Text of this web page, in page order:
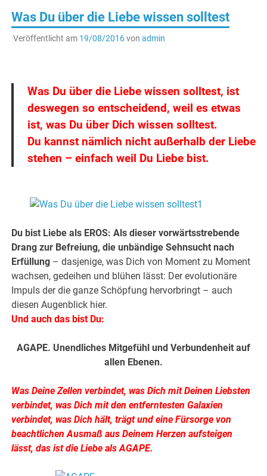
Was Du über die Liebe wissen solltest
Veröffentlicht am 19/08/2016von admin
Was Du über die Liebe wissen solltest, ist
deswegen so entscheidend, weil es etwas
ist, was Du über Dich wissen solltest.
Du kannst nämlich nicht außerhalb der Liebe
stehen – einfach weil Du Liebe bist.
Du bist Liebe als EROS: Als dieser vorwärtsstrebende
Drang zur Befreiung, die unbändige Sehnsucht nach
Erfüllung – dasjenige, was Dich von Moment zu Moment
wachsen, gedeihen und blühen lässt: Der evolutionäre
Impuls der die ganze Schöpfung hervorbringt – auch
diesen Augenblick hier.
Und auch das bist Du:
AGAPE. Unendliches Mitgefühl und Verbundenheit auf
allen Ebenen.
Was Deine Zellen verbindet, was Dich mit Deinen Liebsten
verbindet, was Dich mit den entferntesten Galaxien
verbindet, was Dich hält, trägt und eine Fürsorge von
beachtlichen Ausmaß aus Deinem Herzen aufsteigen
lässt, das ist die Liebe als AGAPE.